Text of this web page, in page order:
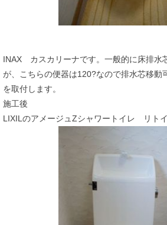
INAX カスカリーナです。一般的に床排水
が、こちらの便器は120?なので排水芯移動
を取付します。
施工後
LIXILのアメージュZシャワートイレ リト